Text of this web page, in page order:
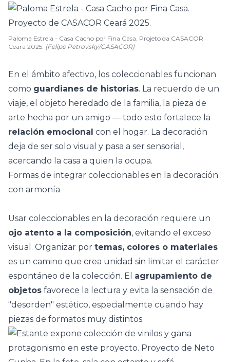
Paloma Estrela - Casa Cacho por Fina Casa. Projeto da CASACOR
Ceará 2025. (Felipe Petrovsky/CASACOR)
En el ámbito afectivo, los coleccionables funcionan
como guardianes de historias. La recuerdo de un
viaje, el objeto heredado de la familia, la pieza de
arte hecha por un amigo — todo esto fortalece la
relación emocional con el hogar. La decoración
deja de ser solo visual y pasa a ser sensorial,
acercando la casa a quien la ocupa.
Formas de integrar coleccionables en la decoración
con armonía
Usar coleccionables en la decoración requiere un
ojo atento a la composición, evitando el exceso
visual. Organizar por temas, colores o materiales
es un camino que crea unidad sin limitar el carácter
espontáneo de la colección. El agrupamiento de
objetos favorece la lectura y evita la sensación de
"desorden" estético, especialmente cuando hay
piezas de formatos muy distintos.